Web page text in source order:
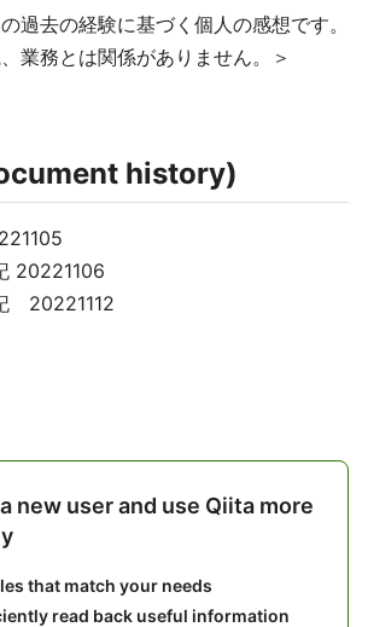
過去の経験に基づく個人の感想です。
業務とは関係がありません。＞
history)
20221106
20221112
new user and use Qiita more
that match your needs
read back useful information